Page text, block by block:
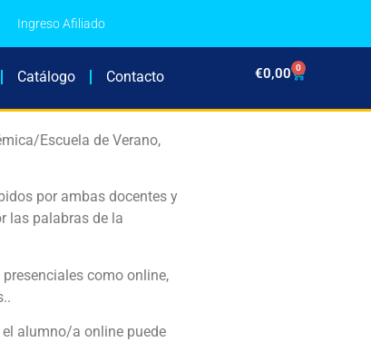
Ingreso Afiliado
Catálogo Contacto €0,00 0
Escuela de Verano,
por ambas docentes y
las palabras de la
como online,
alumno/a online puede